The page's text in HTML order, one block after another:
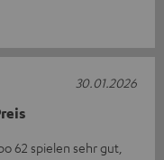
62 spielen sehr gut,
30.01.2026